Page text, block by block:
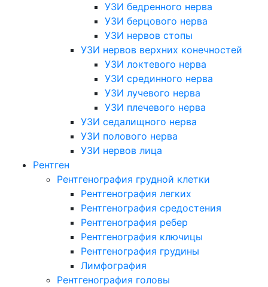
УЗИ бедренного нерва
УЗИ берцового нерва
УЗИ нервов стопы
УЗИ нервов верхних конечностей
УЗИ локтевого нерва
УЗИ срединного нерва
УЗИ лучевого нерва
УЗИ плечевого нерва
УЗИ седалищного нерва
УЗИ полового нерва
УЗИ нервов лица
Рентген
Рентгенография грудной клетки
Рентгенография легких
Рентгенография средостения
Рентгенография ребер
Рентгенография ключицы
Рентгенография грудины
Лимфография
Рентгенография головы